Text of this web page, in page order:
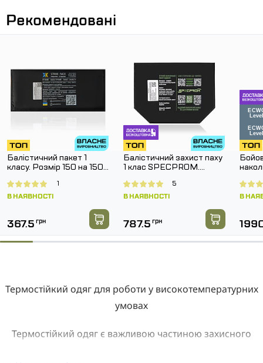
Рекомендовані
Балістичний пакет 1
класу. Розмір 150 на 150
В НАЯВНОСТІ
1
367.5 грн
Балістичний захист паху
1 клас SPECPROM.
В НАЯВНОСТІ
5
787.5 грн
В
Термостійкий одяг для роботи у високотемпературних
умовах
Термостійкий одяг є важливою частиною захисного